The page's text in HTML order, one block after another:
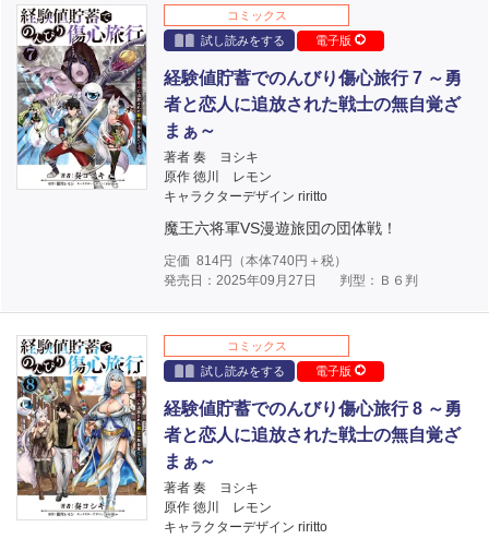
コミックス
試し読みをする
電子版
経験値貯蓄でのんびり傷心旅行 7 ～勇
者と恋人に追放された戦士の無自覚ざ
まぁ～
著者 奏 ヨシキ
原作 徳川 レモン
キャラクターデザイン riritto
魔王六将軍VS漫遊旅団の団体戦！
定価 814円（本体740円＋税）
発売日：2025年09月27日
判型：Ｂ６判
コミックス
試し読みをする
電子版
経験値貯蓄でのんびり傷心旅行 8 ～勇
者と恋人に追放された戦士の無自覚ざ
まぁ～
著者 奏 ヨシキ
原作 徳川 レモン
キャラクターデザイン riritto